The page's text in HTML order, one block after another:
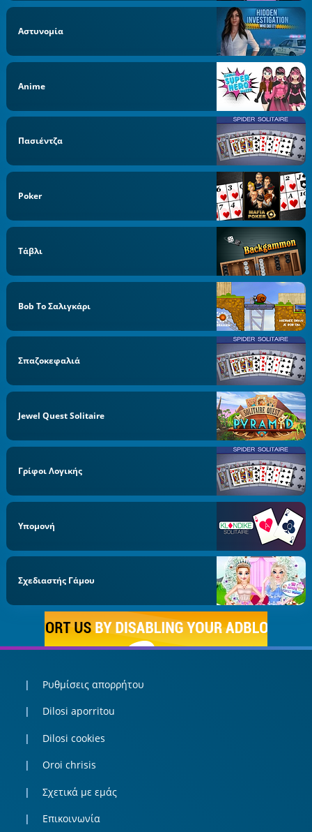
Αστυνομία
Anime
Πασιέντζα
Poker
Τάβλι
Bob Το Σαλιγκάρι
Σπαζοκεφαλιά
Jewel Quest Solitaire
Γρίφοι Λογικής
Υπομονή
Σχεδιαστής Γάμου
Ρυθμίσεις απορρήτου
Dilosi aporritou
Dilosi cookies
Oroi chrisis
Σχετικά με εμάς
Επικοινωνία